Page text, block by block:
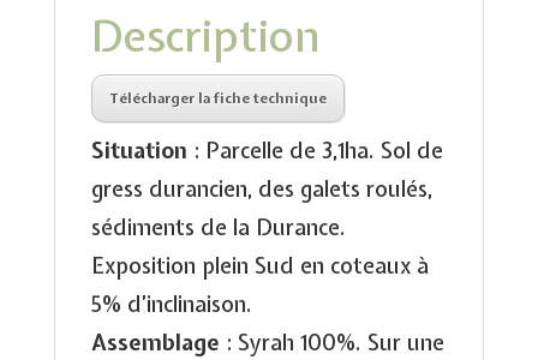
Description
Télécharger la fiche technique
Situation : Parcelle de 3,1ha. Sol de
gress durancien, des galets roulés,
sédiments de la Durance.
Exposition plein Sud en coteaux à
5% d’inclinaison.
Assemblage : Syrah 100%. Sur une